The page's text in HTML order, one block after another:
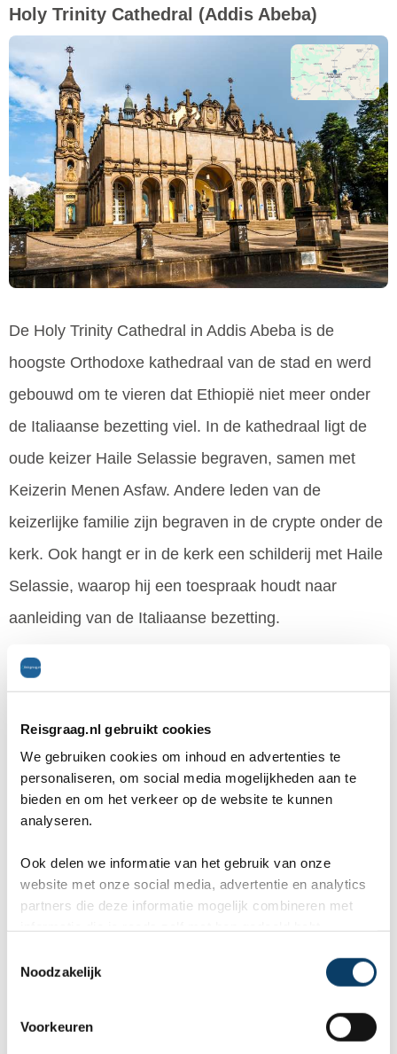
Reisgraag.nl gebruikt cookies
We gebruiken cookies om inhoud en advertenties te
personaliseren, om social media mogelijkheden aan te
bieden en om het verkeer op de website te kunnen
analyseren.
Ook delen we informatie van het gebruik van onze
website met onze social media, advertentie en analytics
partners die deze informatie mogelijk combineren met
Noodzakelijk
Voorkeuren
Holy Trinity Cathedral (Addis Abeba)
De Holy Trinity Cathedral in Addis Abeba is de
hoogste Orthodoxe kathedraal van de stad en werd
gebouwd om te vieren dat Ethiopië niet meer onder
de Italiaanse bezetting viel. In de kathedraal ligt de
oude keizer Haile Selassie begraven, samen met
Keizerin Menen Asfaw. Andere leden van de
keizerlijke familie zijn begraven in de crypte onder de
kerk. Ook hangt er in de kerk een schilderij met Haile
Selassie, waarop hij een toespraak houdt naar
aanleiding van de Italiaanse bezetting.
Merkato markt in Addis Abeba
De Merkato markt in Addis Abeba is de grootste
markt van heel Ethiopië. Op deze markt vind je veel
koopjes en souvenirs, maar als je verder kijkt dan dat